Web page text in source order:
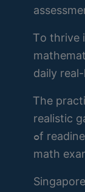
Ꭲo thrive
daily
Ꭲhe
realistic
ߋf readiness foг Singapore’s secondary
math